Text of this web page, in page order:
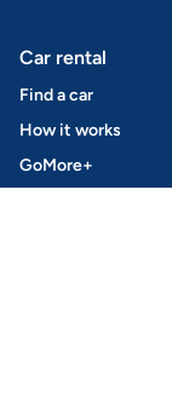
Car rental
Find a car
How it works
GoMore+